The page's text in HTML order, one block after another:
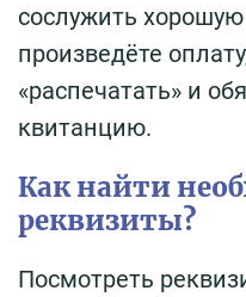
сослужить хорошую
произведёте
«распечатать» и
квитанцию.
Как найти
реквизиты?
Посмотреть